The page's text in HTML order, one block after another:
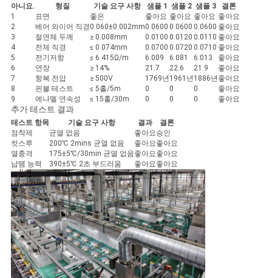
인
용
문
을
요
구
하
세
요
SITEMAP
아니요. 형질 기술 요구 사항 샘플 1 샘플 2 샘플 3
결론
1
표면 좋은 좋아요 좋아요 좋아요 좋아요
2
베어 와이어 직경0.060±0.002mm0.0600 0.0600 0.0600 좋아요
3
절연체 두께 ≥ 0.008mm 0.0100 0.0120 0.0110 좋아요
4
전체 직경 ≤ 0.074mm 0.0700 0.0720 0.0710 좋아요
5
전기저항 ≤ 6.415Ω/m 6.009 6.081 6.013
좋아요
6
연장 ≥ 14% 21.7 22.6 21.9
좋아요
7
항복 전압 ≥ 500V 1769년 1961년 1886년 좋아요
8
핀볼 테스트 ≤ 5홀/5m 0 0 0
좋아요
9
에나멜 연속성 ≤ 15홀/30m 0 0 0 좋아요
추가 테스트 결과
테스트 항목 기술 요구 사항 결과
결론
점착제
균열 없음 좋아요승인
컷스루
200℃ 2mins 균열 없음 좋아요좋아요
열충격
175±5℃/30min 균열 없음좋아요좋아요
납땜 능력
390±5℃ 2초 부드러움 좋아요좋아요